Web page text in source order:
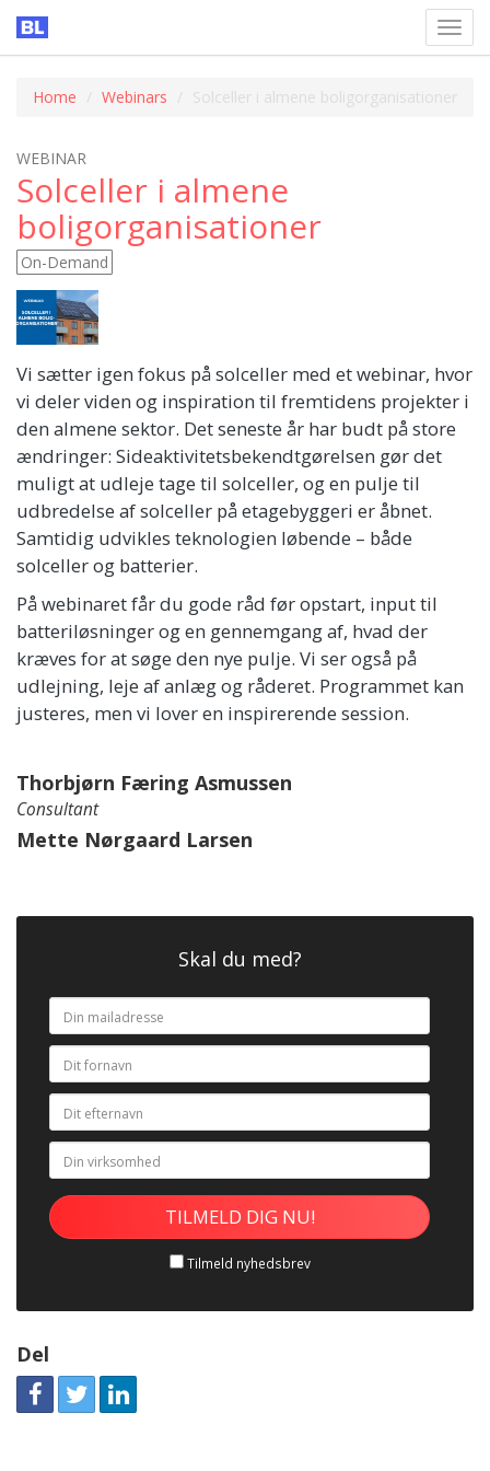
Home Webinars Solceller i almene boligorganisationer
WEBINAR
Solceller i almene
boligorganisationer
On-Demand
Vi sætter igen fokus på solceller med et webinar, hvor
vi deler viden og inspiration til fremtidens projekter i
den almene sektor. Det seneste år har budt på store
ændringer: Sideaktivitetsbekendtgørelsen gør det
muligt at udleje tage til solceller, og en pulje til
udbredelse af solceller på etagebyggeri er åbnet.
Samtidig udvikles teknologien løbende – både
solceller og batterier.
På webinaret får du gode råd før opstart, input til
batteriløsninger og en gennemgang af, hvad der
kræves for at søge den nye pulje. Vi ser også på
udlejning, leje af anlæg og råderet. Programmet kan
justeres, men vi lover en inspirerende session.
Thorbjørn Færing Asmussen
Consultant
Mette Nørgaard Larsen
Skal du med?
Tilmeld nyhedsbrev
Del